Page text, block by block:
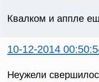
Квалком и аппле
10-12-2014
Неужели